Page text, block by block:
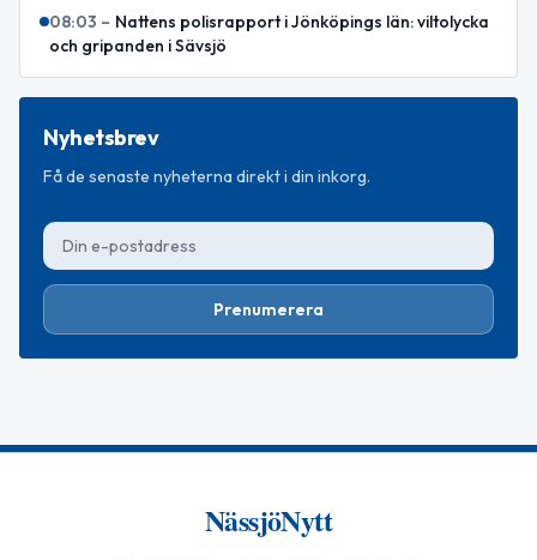
08:03 – Nattens polisrapport i Jönköpings län: viltolycka
och gripanden i Sävsjö
Nyhetsbrev
Få de senaste nyheterna direkt i din inkorg.
Prenumerera
NässjöNytt